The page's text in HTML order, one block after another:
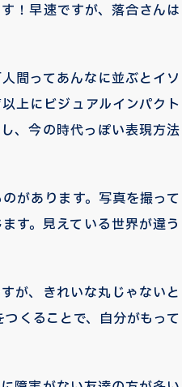
！早速ですが、落合さんは
間ってあんなに並ぶとイソ
上にビジュアルインパクト
、今の時代っぽい表現方法
があります。写真を撮って
す。見えている世界が違う
が、きれいな丸じゃないと
くることで、自分がもって